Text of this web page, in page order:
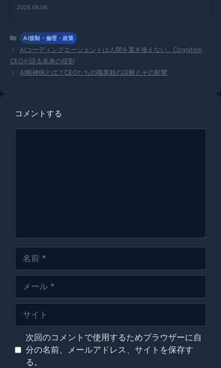
深刻な倫理
2026.08.06
カ
テ
ゴ
リ
ー
AI規制・倫理・政策
AIコーディングエージェントは人間を置き換えない、Cognition
CEOが語る未来の役割
AI精神病とは？CEOたちの職業観の誤解とその影響
コメントする
ル
次回のコメントで使用するためブラウザーに自
分の名前、メールアドレス、サイトを保存す
る。